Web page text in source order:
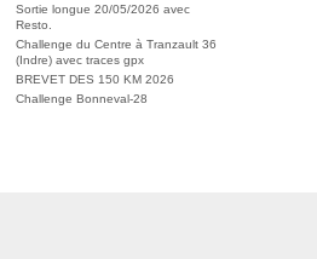
Sortie longue 20/05/2026 avec
Resto.
Challenge du Centre à Tranzault 36
(Indre) avec traces gpx
BREVET DES 150 KM 2026
Challenge Bonneval-28